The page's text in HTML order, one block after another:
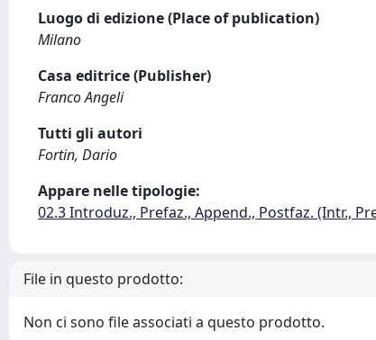
Luogo di edizione (Place of publication)
Milano
Casa editrice (Publisher)
Franco Angeli
Tutti gli autori
Fortin, Dario
Appare nelle tipologie:
02.3 Introduz., Prefaz., Append., Postfaz. (Intr.,
File in questo prodotto:
Non ci sono file associati a questo prodotto.